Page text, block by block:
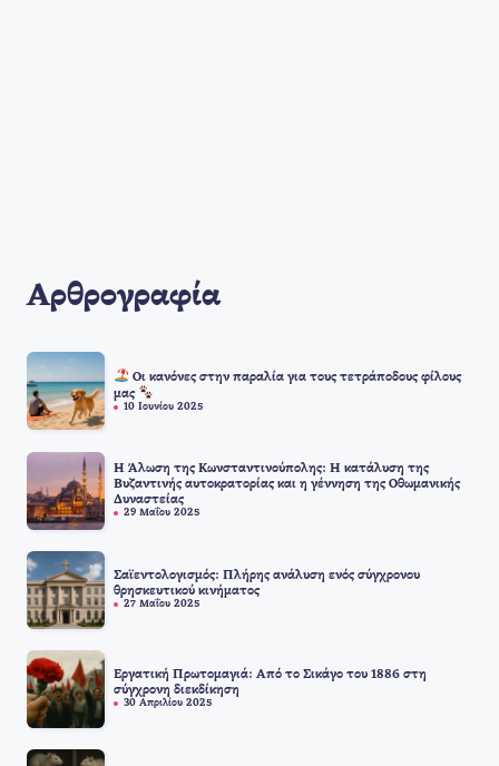
Αρθρογραφία
Οι κανόνες στην παραλία για τους τετράποδους φίλους
μας
10 Ιουνίου 2025
Η Άλωση της Κωνσταντινούπολης: Η κατάλυση της
Βυζαντινής αυτοκρατορίας και η γέννηση της Οθωμανικής
Δυναστείας
29 Μαΐου 2025
Σαϊεντολογισμός: Πλήρης ανάλυση ενός σύγχρονου
θρησκευτικού κινήματος
27 Μαΐου 2025
Εργατική Πρωτομαγιά: Από το Σικάγο του 1886 στη
σύγχρονη διεκδίκηση
30 Απριλίου 2025